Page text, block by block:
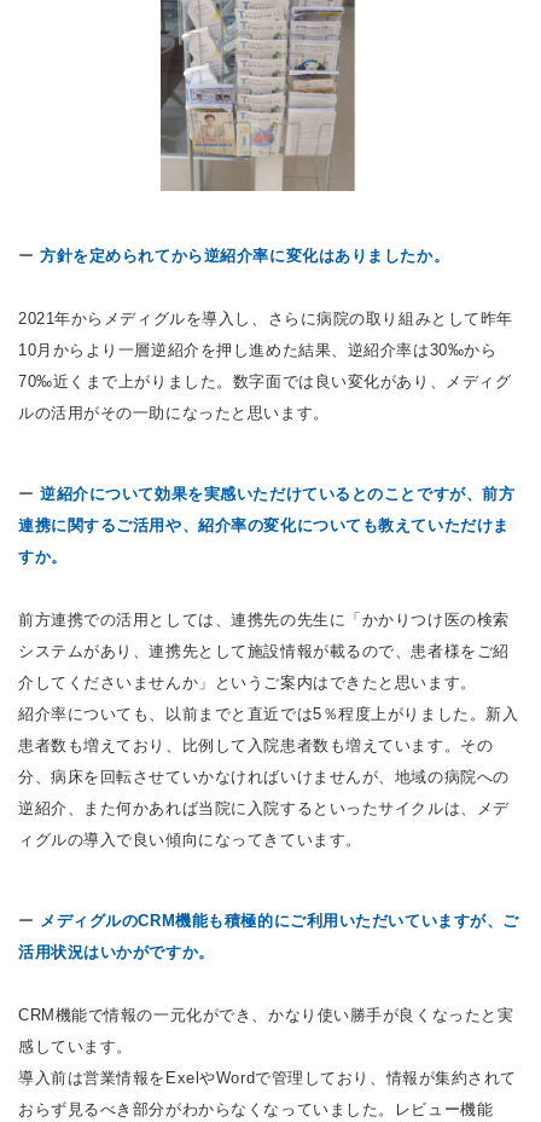
ー方針を定められてから逆紹介率に変化はありましたか。
2021年からメディグルを導入し、さらに病院の取り組みとして昨年
10月からより一層逆紹介を押し進めた結果、逆紹介率は30‰から
70‰近くまで上がりました。数字面では良い変化があり、メディグ
ルの活用がその一助になったと思います。
ー逆紹介について効果を実感いただけているとのことですが、前方
連携に関するご活用や、紹介率の変化についても教えていただけま
すか。
前方連携での活用としては、連携先の先生に「かかりつけ医の検索
システムがあり、連携先として施設情報が載るので、患者様をご紹
介してくださいませんか」というご案内はできたと思います。
紹介率についても、以前までと直近では5％程度上がりました。新入
患者数も増えており、比例して入院患者数も増えています。その
分、病床を回転させていかなければいけませんが、地域の病院への
逆紹介、また何かあれば当院に入院するといったサイクルは、メデ
ィグルの導入で良い傾向になってきています。
ー メディグルのCRM機能も積極的にご利用いただいていますが、ご
活用状況はいかがですか。
CRM機能で情報の一元化ができ、かなり使い勝手が良くなったと実
感しています。
導入前は営業情報をExelやWordで管理しており、情報が集約されて
おらず見るべき部分がわからなくなっていました。レビュー機能